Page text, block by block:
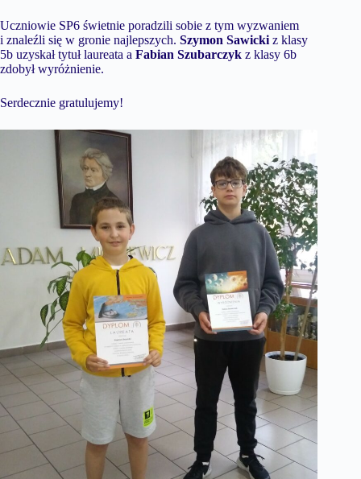
Uczniowie SP6 świetnie poradzili sobie z tym wyzwaniem
i znaleźli się w gronie najlepszych. Szymon Sawickiz klasy
5b uzyskał tytuł laureata a Fabian Szubarczyk z klasy 6b
zdobył wyróżnienie.
Serdecznie gratulujemy!